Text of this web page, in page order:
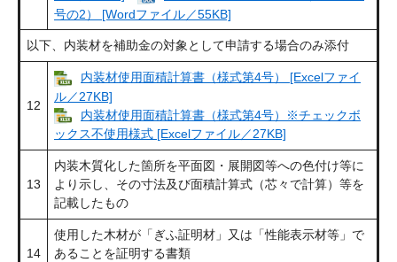
号の2） [Wordファイル／55KB]
以下、内装材を補助金の対象として申請する場合のみ添付
12
内装材使用面積計算書（様式第4号） [Excelファイ
ル／27KB]
内装材使用面積計算書（様式第4号）※チェックボ
ックス不使用様式 [Excelファイル／27KB]
13
内装木質化した箇所を平面図・展開図等への色付け等に
より示し、その寸法及び面積計算式（芯々で計算）等を
記載したもの
14
使用した木材が「ぎふ証明材」又は「性能表示材等」で
あることを証明する書類